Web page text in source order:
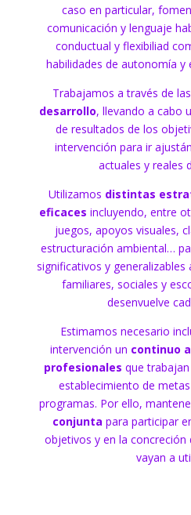
caso en particular,
comunicación y lenguaje
conductual y flexibiliad
habilidades de autonomía y
Trabajamos a través de las
desarrollo, llevando a cabo
de resultados de los
intervención para ir
actuales y reales
Utilizamos distintas
eficaces incluyendo, entre
juegos, apoyos visuales,
estructuración ambiental…
significativos y
familiares, sociales y
desenvuelve
Estimamos necesario
intervención un continuo
profesionales que
establecimiento de
programas. Por ello,
conjunta para participar
objetivos y en la concreción
vayan a